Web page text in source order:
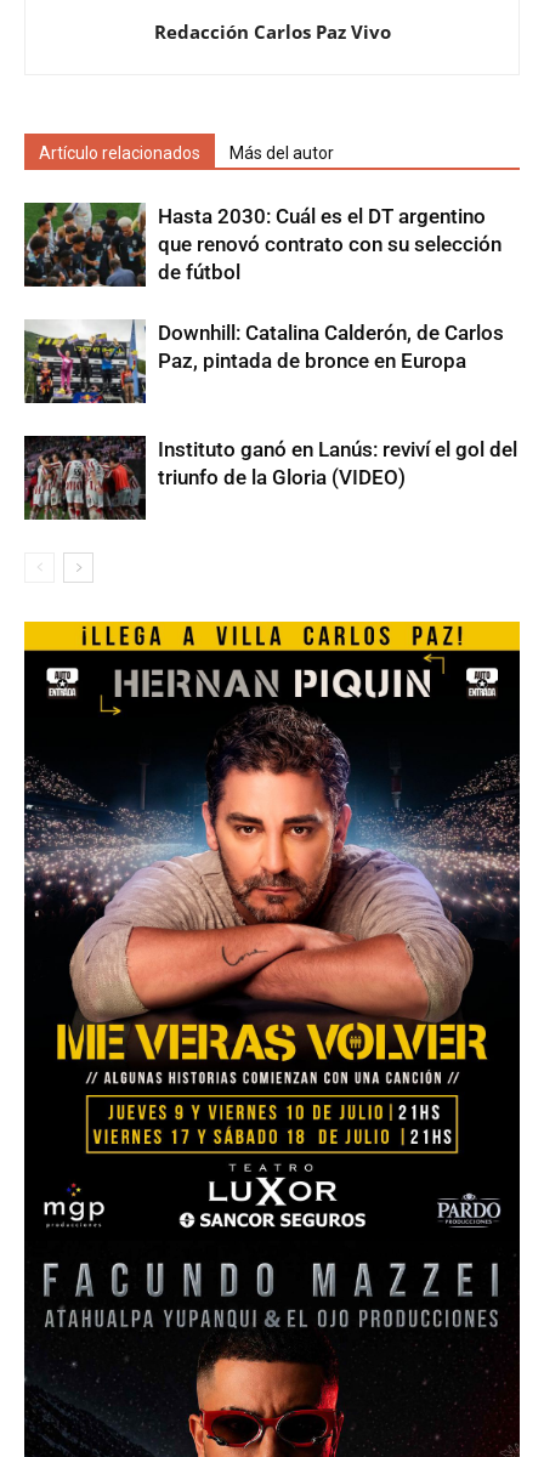
Redacción Carlos Paz Vivo
Artículo relacionados Más del autor
Hasta 2030: Cuál es el DT argentino
que renovó contrato con su selección
de fútbol
Downhill: Catalina Calderón, de Carlos
Paz, pintada de bronce en Europa
Instituto ganó en Lanús: reviví el gol del
triunfo de la Gloria (VIDEO)